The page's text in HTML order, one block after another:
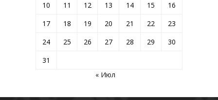
10
11 12 13 14 15
16
17
18 19 20 21 22
23
24
25 26 27 28 29
30
31
« Июл